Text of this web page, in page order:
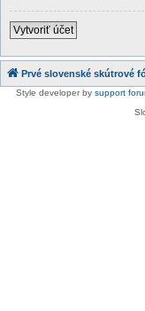
Vytvoriť účet
Prvé slovenské skútrové
Style developer by support